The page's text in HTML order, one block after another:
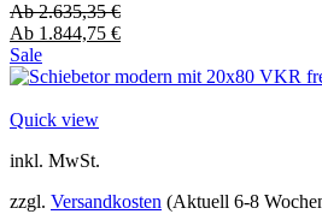
Ab2.635,35€
Ab 1.844,75 €
Sale
Quick view
inkl. MwSt.
zzgl. Versandkosten (Aktuell 6-8